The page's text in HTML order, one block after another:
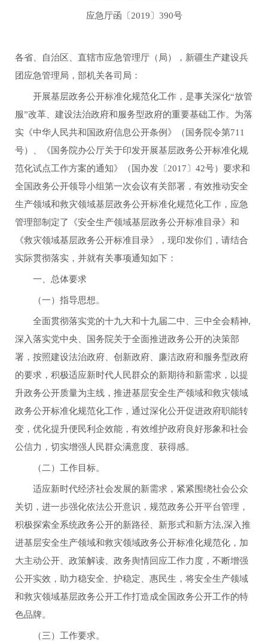
应急厅函〔2019〕390号
各省、自治区、直辖市应急管理厅（局），新疆生产建设兵
团应急管理局，部机关各司局：
开展基层政务公开标准化规范化工作，是事关深化“放管
服”改革、建设法治政府和服务型政府的重要基础工作。为落
实《中华人民共和国政府信息公开条例》（国务院令第711
号）、《国务院办公厅关于印发开展基层政务公开标准化规
范化试点工作方案的通知》（国办发〔2017〕42号）要求和
全国政务公开领导小组第一次会议有关部署，有效推动安全
生产领域和救灾领域基层政务公开标准化规范化工作，应急
管理部制定了《安全生产领域基层政务公开标准目录》和
《救灾领域基层政务公开标准目录》，现印发你们，请结合
实际贯彻落实，并就有关事项通知如下：
一、总体要求
（一）指导思想。
全面贯彻落实党的十九大和十九届二中、三中全会精神,
深入落实党中央、国务院关于全面推进政务公开的决策部
署，按照建设法治政府、创新政府、廉洁政府和服务型政府
的要求，积极适应新时代人民群众的新期待和新需求，以提
升政务公开质量为主线，推进基层安全生产领域和救灾领域
政务公开标准化规范化工作，通过深化公开促进政府职能转
变，优化提升便民利企效能，有效维护政府良好形象和社会
公信力，切实增强人民群众满意度、获得感。
（二）工作目标。
适应新时代经济社会发展的新需求，紧紧围绕社会公众
关切，进一步强化依法公开意识，规范政务公开平台管理，
积极探索全系统政务公开的新路径、新形式和新方法,深入推
进基层安全生产领域和救灾领域政务公开标准化规范化，加
大主动公开、政策解读、政务舆情回应工作力度，不断增强
公开实效，助力稳安全、护稳定、惠民生，将安全生产领域
和救灾领域基层政务公开工作打造成全国政务公开工作的特
色品牌。
（三）工作要求。